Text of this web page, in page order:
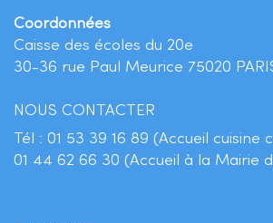
Coordonnées
Caisse des écoles du 20e
30-36 rue Paul Meurice 75020
NOUS CONTACTER
Tél : 01 53 39 16 89 (Accueil cuisine
01 44 62 66 30 (Accueil à la Mairie